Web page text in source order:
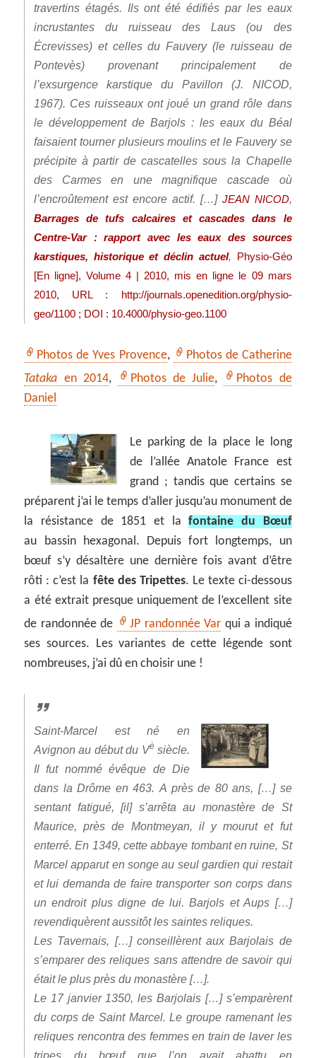
travertins étagés. Ils ont été édifiés par les eaux
incrustantes du ruisseau des Laus (ou des
Écrevisses) et celles du Fauvery (le ruisseau de
Pontevès) provenant principalement de
l’exsurgence karstique du Pavillon (J. NICOD,
1967). Ces ruisseaux ont joué un grand rôle dans
le développement de Barjols : les eaux du Béal
faisaient tourner plusieurs moulins et le Fauvery se
précipite à partir de cascatelles sous la Chapelle
des Carmes en une magnifique cascade où
l’encroûtement est encore actif. […] JEAN NICOD,
Barrages de tufs calcaires et cascades dans le
Centre-Var : rapport avec les eaux des sources
karstiques, historique et déclin actuel,
Physio-Géo
[En ligne], Volume 4 | 2010, mis en ligne le 09 mars
2010, URL : http://journals.openedition.org/physio-
geo/1100 ; DOI : 10.4000/physio-geo.1100
Photos de Yves Provence,
Photos de Catherine
Tataka en 2014, Photos de Julie,
Photos de
Daniel
Le parking de la place le long
de l’allée Anatole France est
grand ; tandis que certains se
préparent j’ai le temps d’aller jusqu’au monument de
la résistance de 1851 et lafontaine du Bœuf
au bassin hexagonal. Depuis fort longtemps, un
bœuf s’y désaltère une dernière fois avant d’être
rôti : c’est la fête des Tripettes. Le texte ci-dessous
a été extrait presque uniquement de l’excellent site
de randonnée de
JP randonnée Var qui a indiqué
ses sources. Les variantes de cette légende sont
nombreuses, j’ai dû en choisir une !
Saint-Marcel est né en
Avignon au début du Vèsiècle.
Il fut nommé évêque de Die
dans la Drôme en 463. A près de 80 ans, […] se
sentant fatigué, [il] s’arrêta au monastère de St
Maurice, près de Montmeyan, il y mourut et fut
enterré. En 1349, cette abbaye tombant en ruine, St
Marcel apparut en songe au seul gardien qui restait
et lui demanda de faire transporter son corps dans
un endroit plus digne de lui. Barjols et Aups […]
revendiquèrent aussitôt les saintes reliques.
Les Tavernais, […] conseillèrent aux Barjolais de
s’emparer des reliques sans attendre de savoir qui
était le plus près du monastère […].
Le 17 janvier 1350, les Barjolais […] s’emparèrent
du corps de Saint Marcel. Le groupe ramenant les
reliques rencontra des femmes en train de laver les
tripes du bœuf que l’on avait abattu en